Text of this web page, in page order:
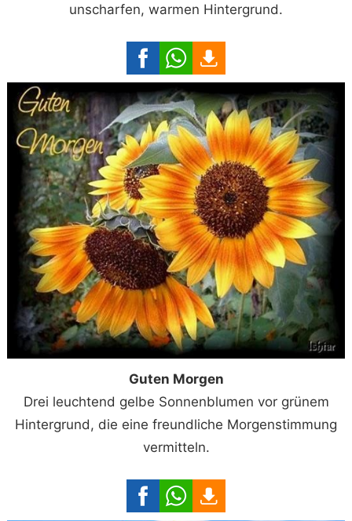
unscharfen, warmen Hintergrund.
Guten Morgen
Drei leuchtend gelbe Sonnenblumen vor grünem
Hintergrund, die eine freundliche Morgenstimmung
vermitteln.